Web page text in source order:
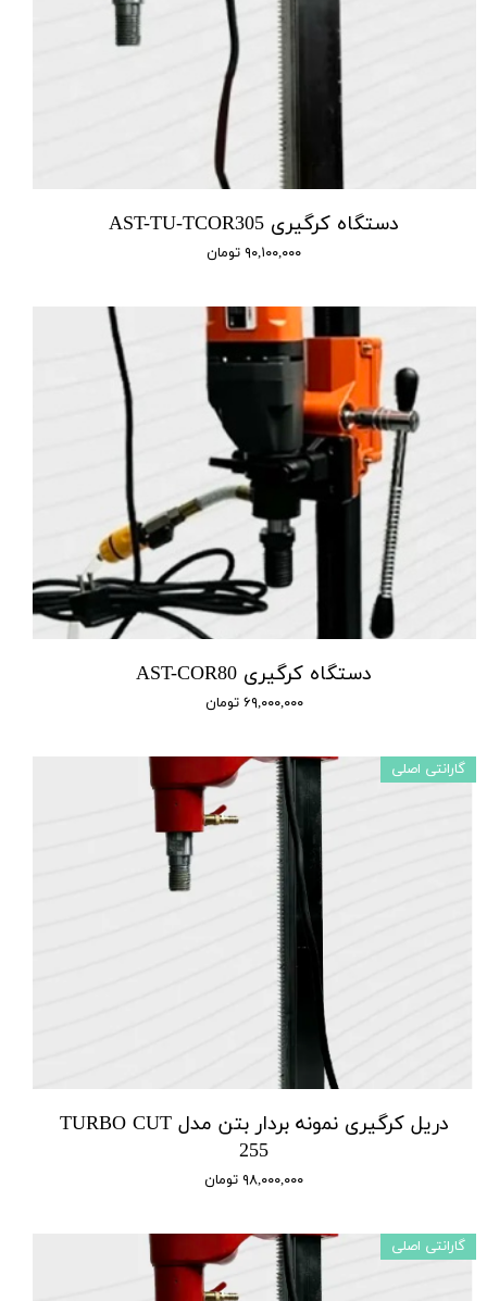
دستگاه کرگیری AST-TU-TCOR305
۹۰,۱۰۰,۰۰۰ تومان
دستگاه کرگیری AST-COR80
۶۹,۰۰۰,۰۰۰ تومان
دریل کرگیری نمونه بردار بتن مدل TURBO CUT
255
۹۸,۰۰۰,۰۰۰ تومان
گارانتی اصلی
گارانتی اصلی